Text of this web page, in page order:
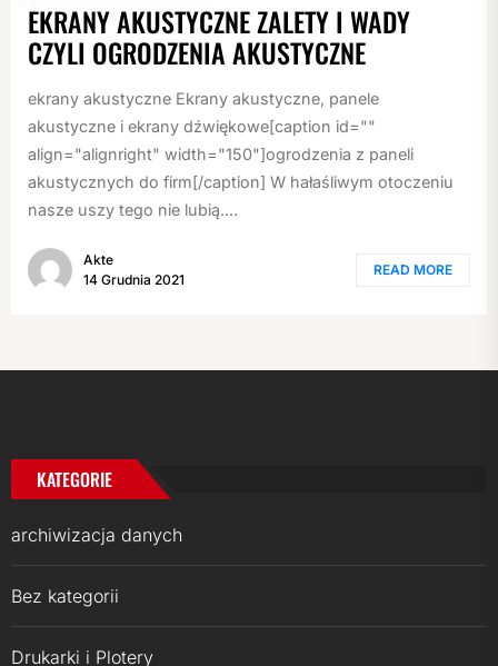
EKRANY AKUSTYCZNE ZALETY I WADY
CZYLI OGRODZENIA AKUSTYCZNE
ekrany akustyczne Ekrany akustyczne, panele
akustyczne i ekrany dźwiękowe[caption id=""
align="alignright" width="150"]ogrodzenia z paneli
akustycznych do firm[/caption] W hałaśliwym otoczeniu
nasze uszy tego nie lubią....
Akte
14 Grudnia 2021
READ MORE
KATEGORIE
archiwizacja danych
Bez kategorii
Drukarki i Plotery